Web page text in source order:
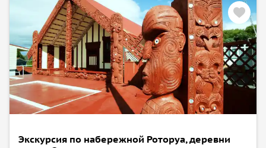
Экскурсия по набережной Роторуа, деревни